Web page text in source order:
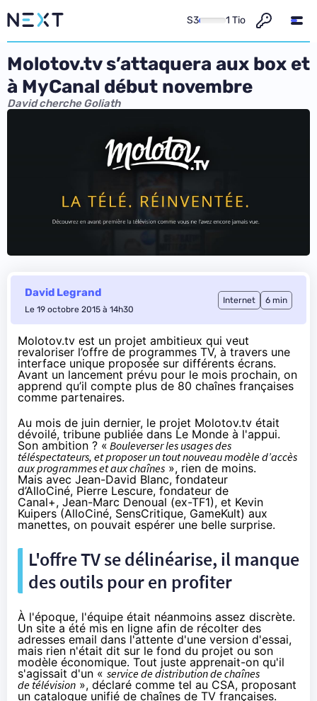
S3 1 Tio
Molotov.tv s’attaquera aux box et
à MyCanal début novembre
David cherche Goliath
David Legrand
Le 19 octobre 2015 à 14h30
Internet 6 min
Molotov.tv est un projet ambitieux qui veut
revaloriser l’offre de programmes TV, à travers une
interface unique proposée sur différents écrans.
Avant un lancement prévu pour le mois prochain, on
apprend qu’il compte plus de 80 chaînes françaises
comme partenaires.
Au mois de juin dernier, le projet Molotov.tv était
dévoilé, tribune publiée dans Le Monde à l'appui.
Son ambition ? « Bouleverser les usages des
téléspectateurs, et proposer un tout nouveau modèle d’accès
aux programmes et aux chaînes », rien de moins.
Mais avec Jean-David Blanc, fondateur
d’AlloCiné, Pierre Lescure, fondateur de
Canal+, Jean-Marc Denoual (ex-TF1), et Kevin
Kuipers (AlloCiné, SensCritique, GameKult) aux
manettes, on pouvait espérer une belle surprise.
L'offre TV se délinéarise, il manque
des outils pour en profiter
À l'époque, l'équipe était néanmoins assez discrète.
Un site a été mis en ligne afin de récolter des
adresses email dans l'attente d'une version d'essai,
mais rien n'était dit sur le fond du projet ou son
modèle économique. Tout juste apprenait-on qu'il
s'agissait d'un « service de distribution de chaînes
de télévision », déclaré comme tel au CSA, proposant
un catalogue unifié de chaînes de TV françaises.